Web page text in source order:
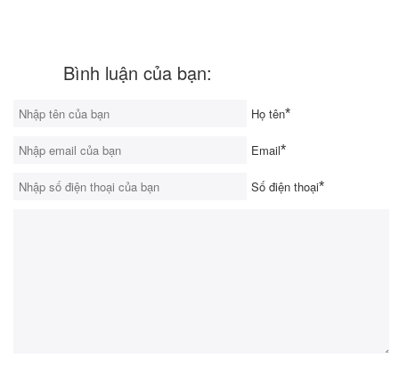
Bình luận của bạn:
Họ tên*
Email*
Số điện thoại*